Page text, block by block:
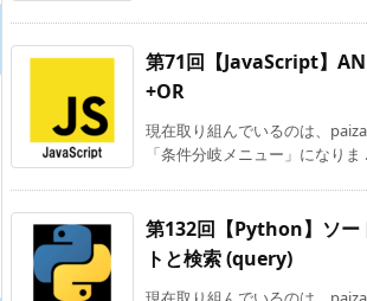
第71回【JavaScript】
+OR
現在取り組んでいるのは、
「条件分岐メニュー」になりま
第132回【Python】ソー
トと検索 (query)